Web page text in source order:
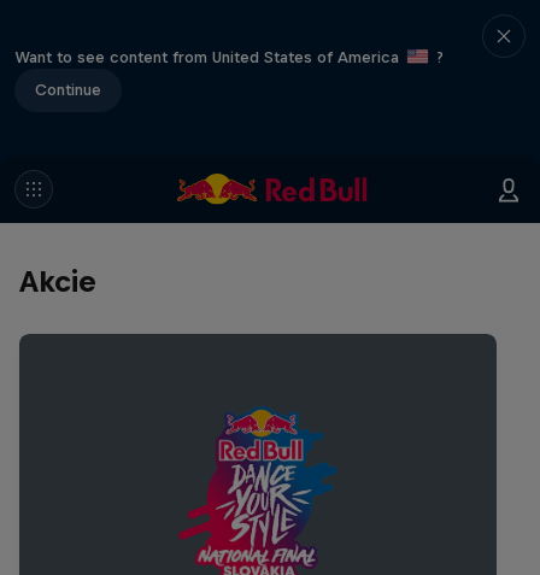
Want to see content from United States of America
?
Continue
Akcie